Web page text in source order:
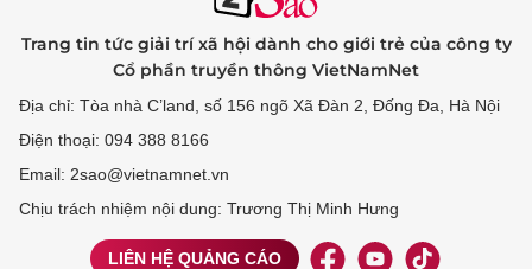
Trang tin tức giải trí xã hội dành cho giới trẻ của công ty
Cổ phần truyền thông VietNamNet
Địa chỉ: Tòa nhà C’land, số 156 ngõ Xã Đàn 2, Đống Đa, Hà Nội
Điện thoại: 094 388 8166
Email: 2sao@vietnamnet.vn
Chịu trách nhiệm nội dung: Trương Thị Minh Hưng
LIÊN HỆ QUẢNG CÁO